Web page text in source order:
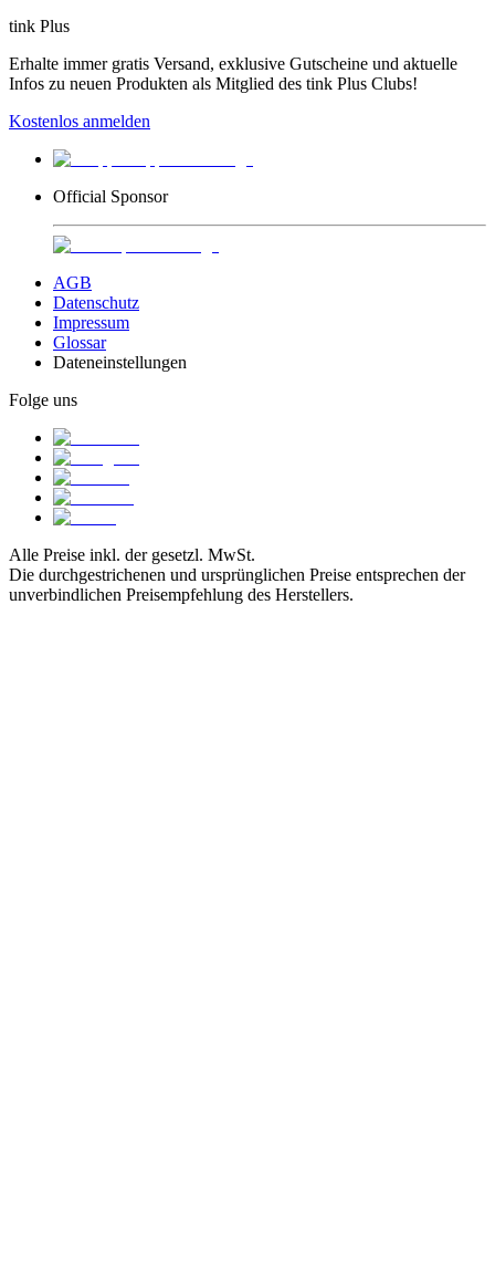
tink Plus
Erhalte immer gratis Versand, exklusive Gutscheine und aktuelle
Infos zu neuen Produkten als Mitglied des tink Plus Clubs!
Kostenlos anmelden
Official Sponsor
AGB
Datenschutz
Impressum
Glossar
Dateneinstellungen
Folge uns
Alle Preise inkl. der gesetzl. MwSt.
Die durchgestrichenen und ursprünglichen Preise entsprechen der
unverbindlichen Preisempfehlung des Herstellers.